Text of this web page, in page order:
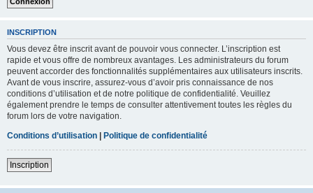
INSCRIPTION
Vous devez être inscrit avant de pouvoir vous connecter. L’inscription est
rapide et vous offre de nombreux avantages. Les administrateurs du forum
peuvent accorder des fonctionnalités supplémentaires aux utilisateurs inscrits.
Avant de vous inscrire, assurez-vous d’avoir pris connaissance de nos
conditions d’utilisation et de notre politique de confidentialité. Veuillez
également prendre le temps de consulter attentivement toutes les règles du
forum lors de votre navigation.
Conditions d’utilisation | Politique de confidentialité
Inscription